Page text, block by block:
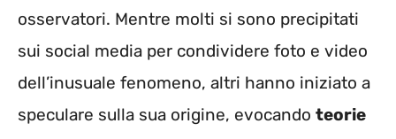
osservatori. Mentre molti si sono precipitati
sui social media per condividere foto e video
dell’inusuale fenomeno, altri hanno iniziato a
speculare sulla sua origine, evocando teorie